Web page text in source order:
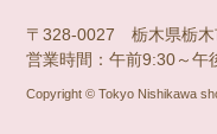
〒328-0027 栃木県栃
営業時間：午前9:30～
Copyright © Tokyo Nishikawa